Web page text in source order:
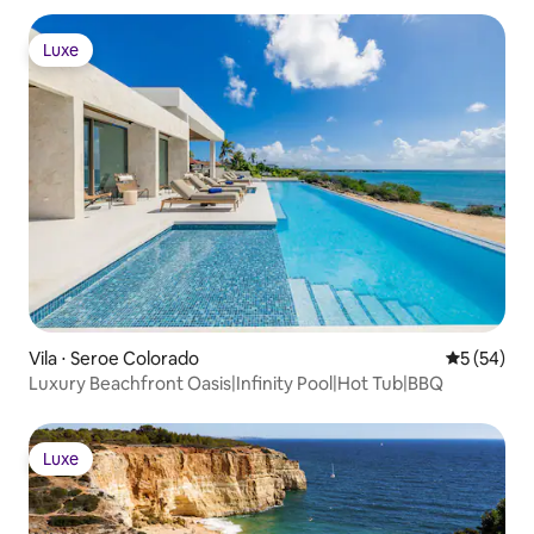
Luxe
Luxe
Vila ⋅ Seroe Colorado 5 de uma
5 (54)
Luxury Beachfront Oasis|Infinity Pool|Hot Tub|BBQ
Luxe
Luxe